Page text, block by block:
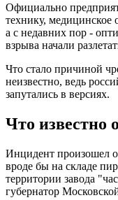
Официально
технику, медицинское
а с недавних пор -
взрыва начали
Что стало причиной
неизвестно, ведь
запутались в версиях.
Что известно
Инцидент произошел
вроде бы на складе
территории завода
губернатор